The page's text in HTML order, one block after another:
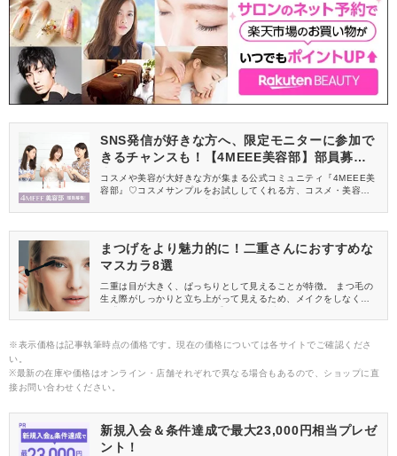
SNS発信が好きな方へ、限定モニターに参加で
きるチャンスも！【4MEEE美容部】部員募集
中
コスメや美容が大好きな方が集まる公式コミュニティ『4MEEE美
容部』♡コスメサンプルをお試ししてくれる方、コスメ・美容情報
まつげをより魅力的に！二重さんにおすすめな
マスカラ8選
二重は目が大きく、ぱっちりとして見えることが特徴。 まつ毛の
生え際がしっかりと立ち上がって見えるため、メイクをしなくて
マスカラを選べばいいのでしょうか。おすすめのマスカラをご紹
※表示価格は記事執筆時点の価格です。現在の価格については各サイトでご確認くださ
い。
※最新の在庫や価格はオンライン・店舗それぞれで異なる場合もあるので、ショップに直
接お問い合わせください。
新規入会＆条件達成で最大23,000円相当プレゼ
ント！